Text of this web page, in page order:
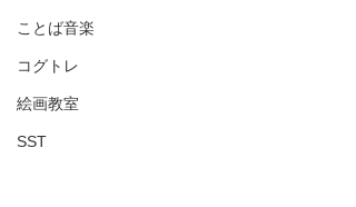
ことば音楽
コグトレ
絵画教室
SST